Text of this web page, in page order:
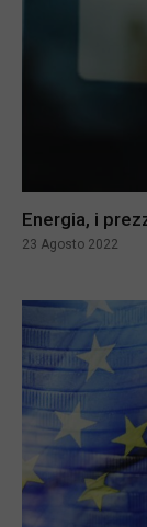
Energia, i
23 Agosto 2022